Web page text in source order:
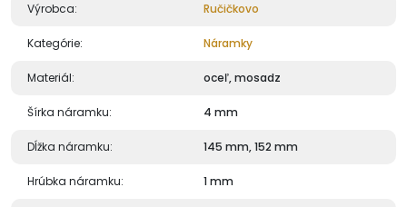
Výrobca: Ručičkovo
Kategórie: Náramky
Materiál: oceľ, mosadz
Šírka náramku: 4 mm
Dĺžka náramku: 145 mm, 152 mm
Hrúbka náramku: 1 mm